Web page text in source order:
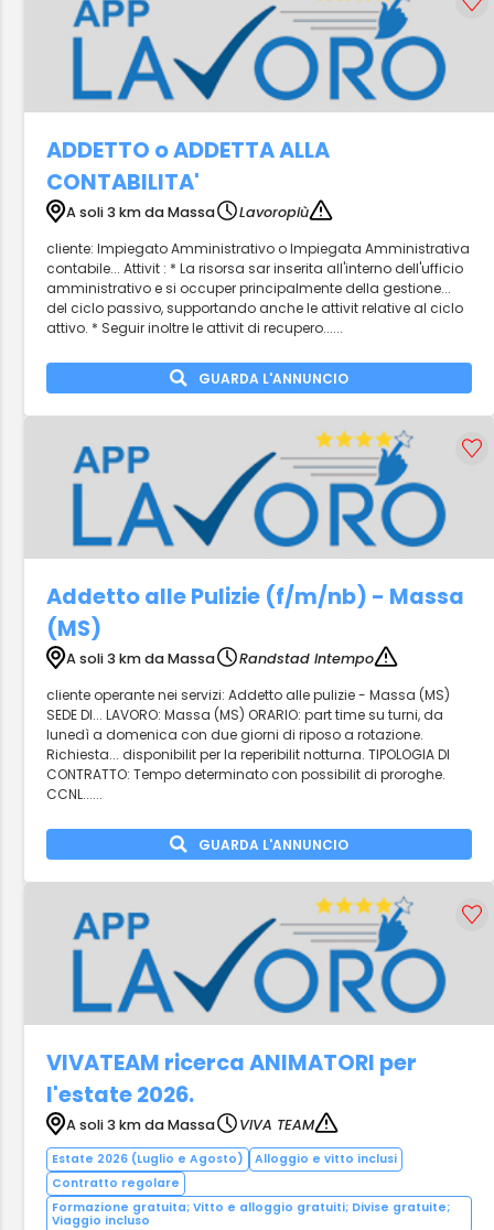
ADDETTO o ADDETTA ALLA
CONTABILITA'
A soli 3 km da Massa
Lavoropiù
cliente: Impiegato Amministrativo o Impiegata Amministrativa
contabile... Attivit : * La risorsa sar inserita all'interno dell'ufficio
amministrativo e si occuper principalmente della gestione...
del ciclo passivo, supportando anche le attivit relative al ciclo
attivo. * Seguir inoltre le attivit di recupero......
GUARDA L'ANNUNCIO
Addetto alle Pulizie (f/m/nb) - Massa
(MS)
A soli 3 km da Massa
Randstad Intempo
cliente operante nei servizi: Addetto alle pulizie - Massa (MS)
SEDE DI... LAVORO: Massa (MS) ORARIO: part time su turni, da
lunedì a domenica con due giorni di riposo a rotazione.
Richiesta... disponibilit per la reperibilit notturna. TIPOLOGIA DI
CONTRATTO: Tempo determinato con possibilit di proroghe.
CCNL......
GUARDA L'ANNUNCIO
VIVATEAM ricerca ANIMATORI per
l'estate 2026.
A soli 3 km da Massa VIVA TEAM
Estate 2026 (Luglio e Agosto)
Alloggio e vitto inclusi
Contratto regolare
Formazione gratuita; Vitto e alloggio gratuiti; Divise gratuite;
Viaggio incluso